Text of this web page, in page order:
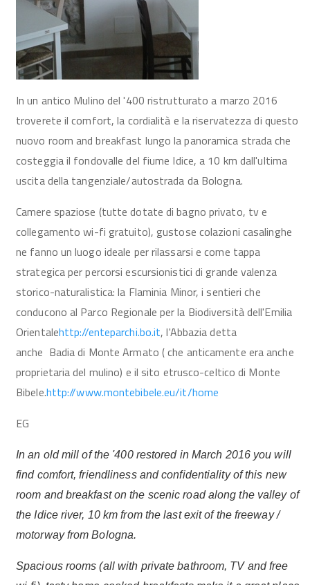
In un antico Mulino del '400 ristrutturato a marzo 2016
troverete il comfort, la cordialità e la riservatezza di questo
nuovo room and breakfast lungo la panoramica strada che
costeggia il fondovalle del fiume Idice, a 10 km dall'ultima
uscita della tangenziale/autostrada da Bologna.
Camere spaziose (tutte dotate di bagno privato, tv e
collegamento wi-fi gratuito), gustose colazioni casalinghe
ne fanno un luogo ideale per rilassarsi e come tappa
strategica per percorsi escursionistici di grande valenza
storico-naturalistica: la Flaminia Minor, i sentieri che
conducono al Parco Regionale per la Biodiversità dell'Emilia
Orientalehttp://enteparchi.bo.it, l'Abbazia detta
anche Badia di Monte Armato ( che anticamente era anche
proprietaria del mulino) e il sito etrusco-celtico di Monte
Bibele.http://www.montebibele.eu/it/home
EG
In an old mill of the '400 restored in March 2016 you will
find comfort, friendliness and confidentiality of this new
room and breakfast on the scenic road along the valley of
the Idice river, 10 km from the last exit of the freeway /
motorway from Bologna.
Spacious rooms (all with private bathroom, TV and free